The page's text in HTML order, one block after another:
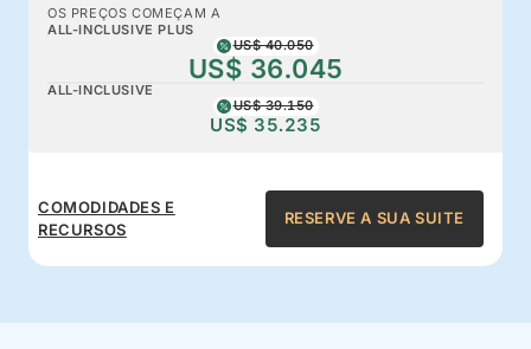
OS PREÇOS COMEÇAM A
ALL-INCLUSIVE PLUS
US$ 40.050
US$ 36.045
ALL-INCLUSIVE
US$ 39.150
US$ 35.235
COMODIDADES E
RECURSOS
RESERVE A SUA SUITE